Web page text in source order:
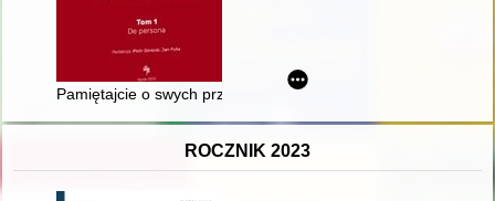
Pamiętajcie o swych przełożonych (Hbr 13,7a)
ROCZNIK 2023